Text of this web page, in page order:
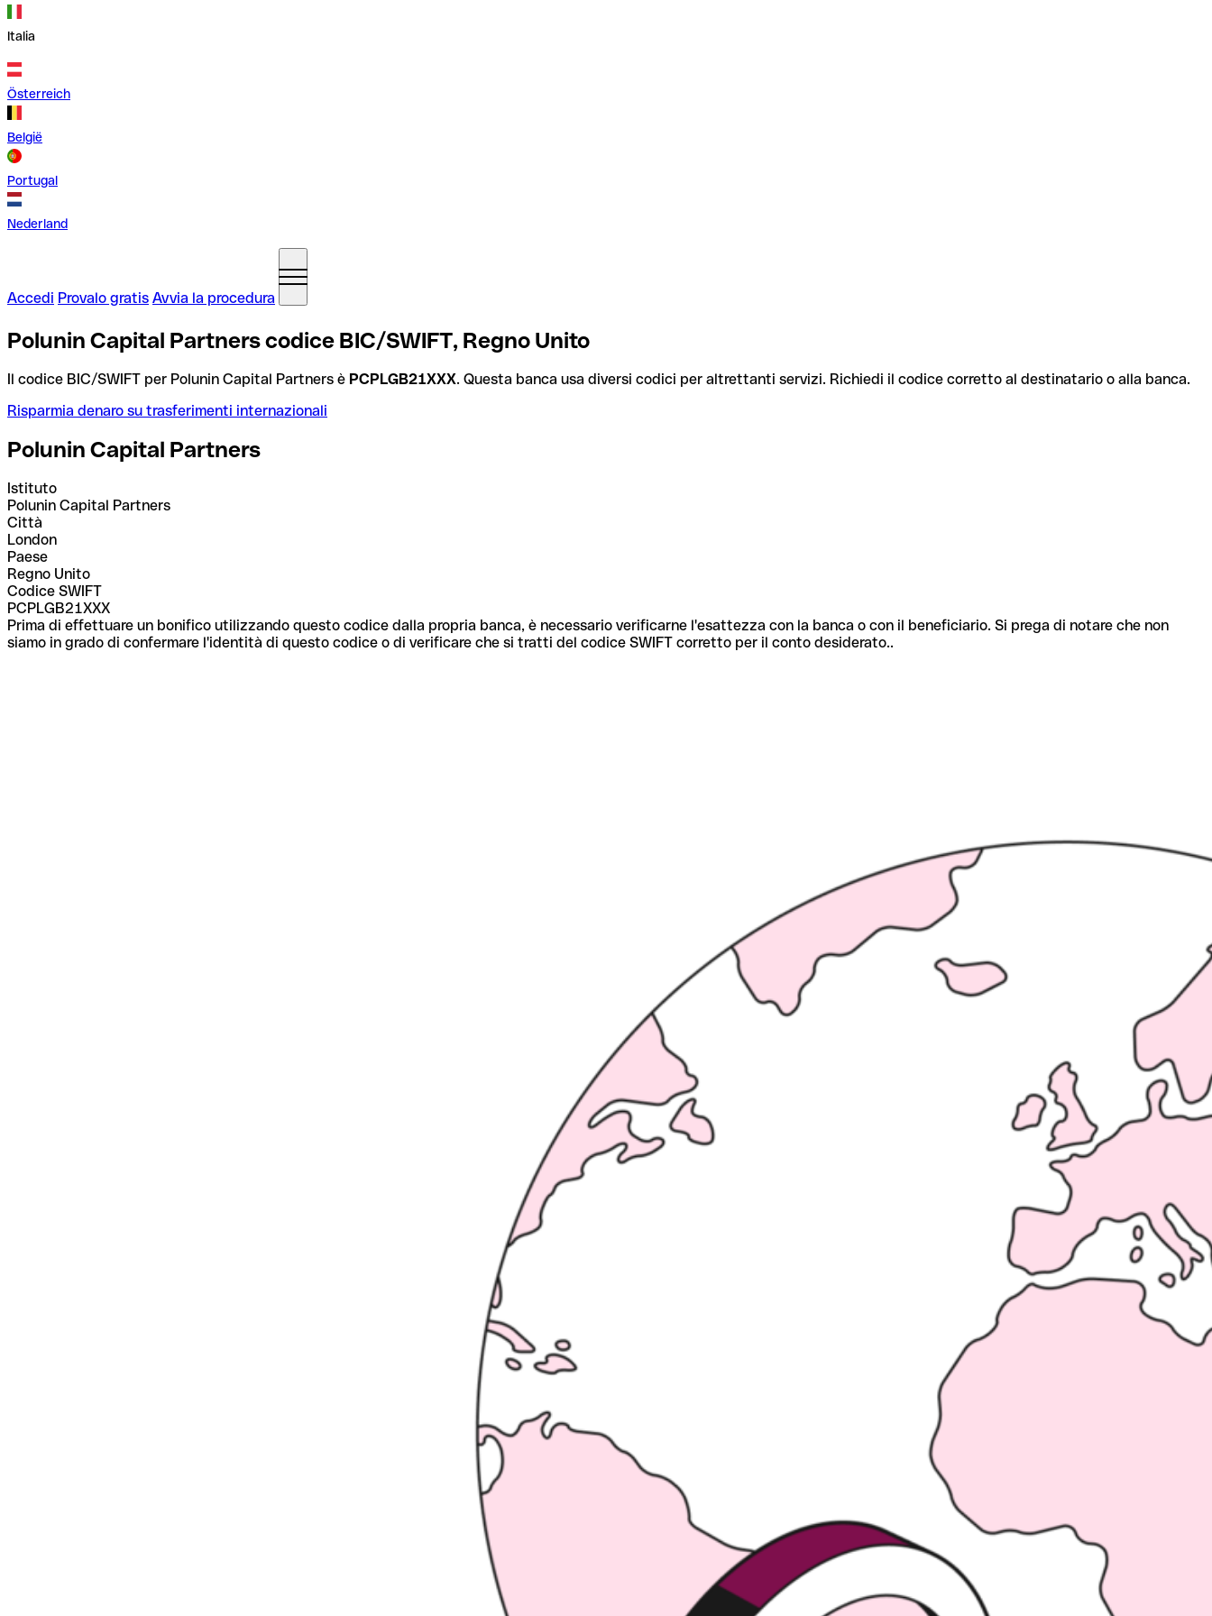
Italia
Österreich
België
Portugal
Nederland
Accedi Provalo gratis Avvia la procedura
Polunin Capital Partners codice BIC/SWIFT, Regno Unito
Il codice BIC/SWIFT per Polunin Capital Partners è PCPLGB21XXX. Questa banca usa diversi codici per altrettanti servizi. Richiedi il codice corretto al destinatario o alla banca.
Risparmia denaro su trasferimenti internazionali
Polunin Capital Partners
Istituto
Polunin Capital Partners
Città
London
Paese
Regno Unito
Codice SWIFT
PCPLGB21XXX
Prima di effettuare un bonifico utilizzando questo codice dalla propria banca, è necessario verificarne l'esattezza con la banca o con il beneficiario. Si prega di notare che non
siamo in grado di confermare l'identità di questo codice o di verificare che si tratti del codice SWIFT corretto per il conto desiderato..